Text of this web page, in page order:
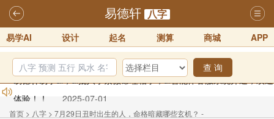
易德轩 八字
易学AI 设计 起名 测算 商城 APP
查 询
易德轩网重构及升能完成，欢迎大家来体验新程序及感觉！！
2025-07-01
首页 > 八字 > 7月29日丑时出生的人，命格暗藏哪些玄机？ -